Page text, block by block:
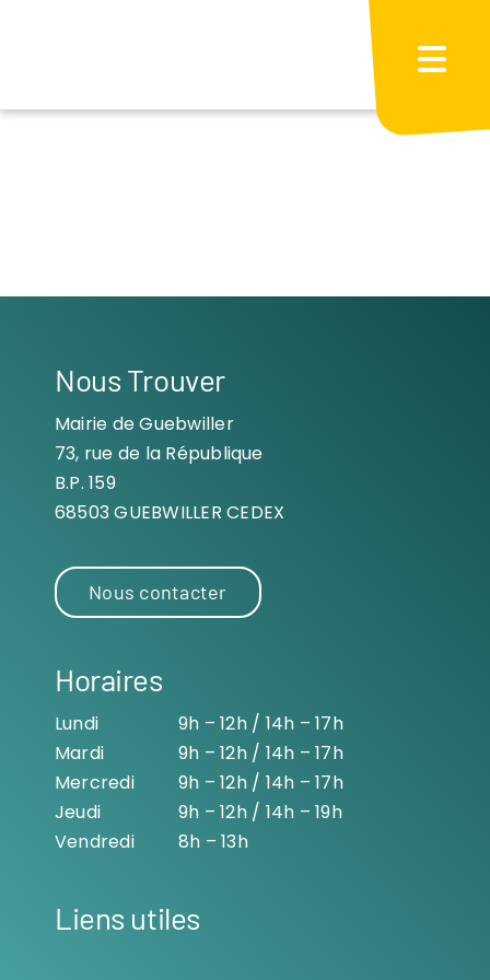
Nous Trouver
Mairie de Guebwiller
73, rue de la République
B.P. 159
68503 GUEBWILLER CEDEX
Nous contacter
Horaires
Lundi
9h – 12h / 14h – 17h
Mardi
9h – 12h / 14h – 17h
Mercredi
9h – 12h / 14h – 17h
Jeudi
9h – 12h / 14h – 19h
Vendredi
8h – 13h
Liens utiles